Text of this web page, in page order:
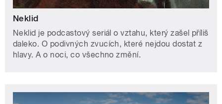
Neklid
Neklid je podcastový seriál o vztahu, který zašel příliš
daleko. O podivných zvucích, které nejdou dostat z
hlavy. A o noci, co všechno změní.